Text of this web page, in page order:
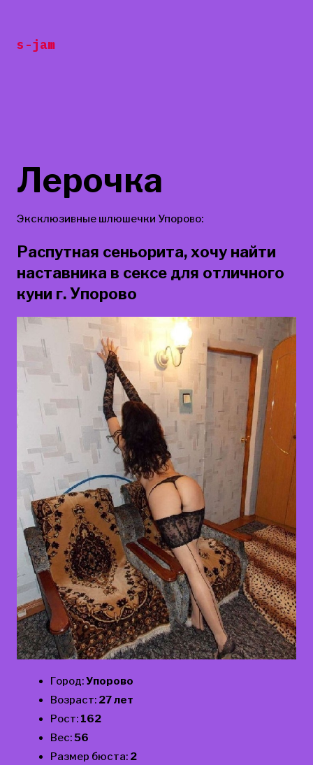
содержанию
s-jam
Лерочка
Эксклюзивные шлюшечки Упорово:
Распутная сеньорита, хочу найти
наставника в сексе для отличного
куни г. Упорово
Город:Упорово
Возраст: 27 лет
Рост: 162
Вес:56
Размер бюста: 2